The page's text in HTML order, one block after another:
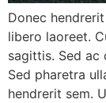
Donec
libero laoreet.
sagittis. Sed ac
Sed pharetra
hendrerit sem.